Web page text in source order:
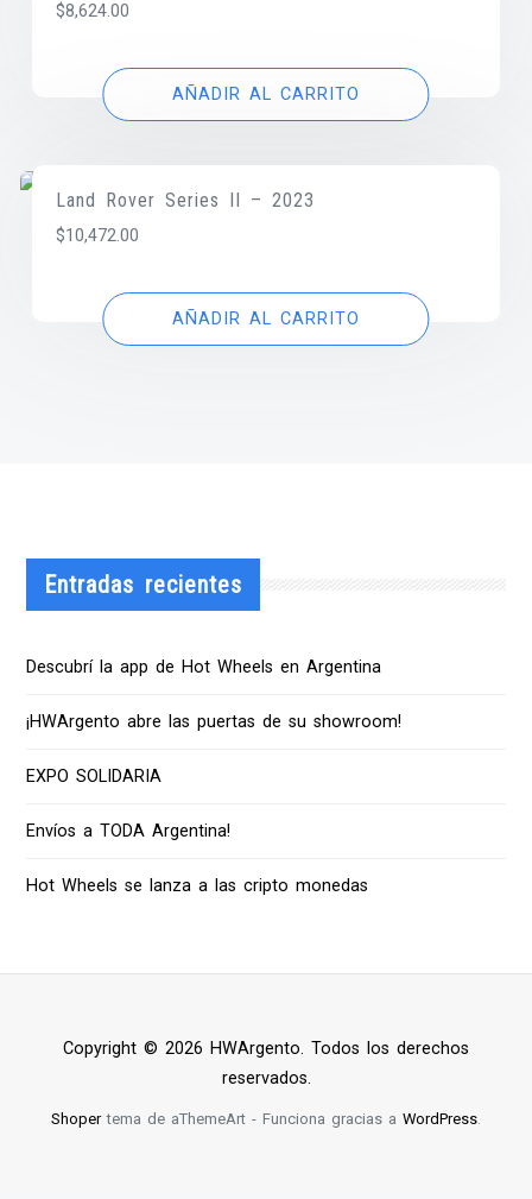
$8,624.00
AÑADIR AL CARRITO
Land Rover Series II – 2023
$10,472.00
AÑADIR AL CARRITO
Entradas recientes
Descubrí la app de Hot Wheels en Argentina
¡HWArgento abre las puertas de su showroom!
EXPO SOLIDARIA
Envíos a TODA Argentina!
Hot Wheels se lanza a las cripto monedas
Copyright © 2026 HWArgento. Todos los derechos
reservados.
Shopertema de aThemeArt - Funciona gracias a WordPress